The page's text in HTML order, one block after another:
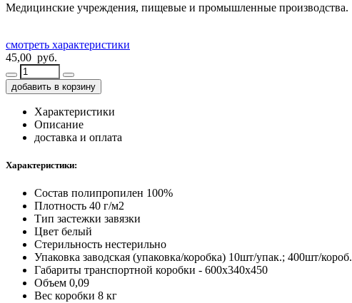
Медицинские учреждения, пищевые и промышленные производства.
смотреть характеристики
45,00 руб.
добавить в корзину
Характеристики
Описание
доставка и оплата
Характеристики:
Состав полипропилен 100%
Плотность 40 г/м2
Тип застежки завязки
Цвет белый
Стерильность нестерильно
Упаковка заводская (упаковка/коробка) 10шт/упак.; 400шт/короб.
Габариты транспортной коробки - 600х340х450
Объем 0,09
Вес коробки 8 кг